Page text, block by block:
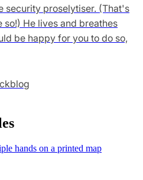
security proselytiser. (That's
so!) He lives and breathes
be happy for you to do so,